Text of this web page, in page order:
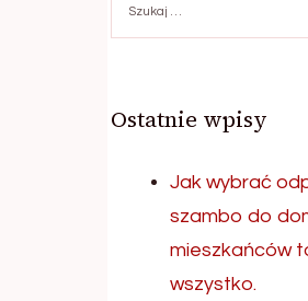
Ostatnie wpisy
Jak wybrać
szambo do
mieszkańców
wszystko.